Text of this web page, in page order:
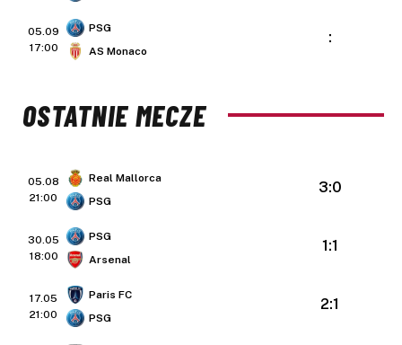
05.09
17:00
PSG
AS Monaco
:
OSTATNIE MECZE
05.08
21:00
Real Mallorca
PSG
3:0
30.05
18:00
PSG
Arsenal
1:1
17.05
21:00
Paris FC
PSG
2:1